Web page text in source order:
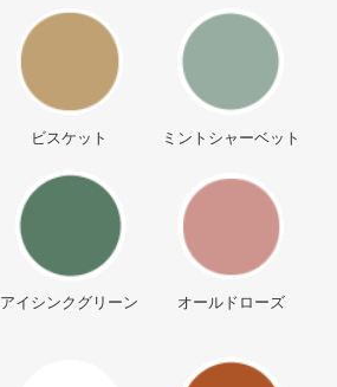
ビスケット ミントシャーベット
アイシンクグリーン オールドローズ